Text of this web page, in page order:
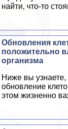
найти, что-то
Обновления
положительно
организма
Ниже вы узнаете,
обновление
этом жизненно